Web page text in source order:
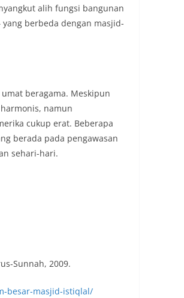
alih fungsi bangunan
berbeda dengan masjid-
beragama. Meskipun
namun
cukup erat. Beberapa
berada pada pengawasan
sehari-hari.
Sunnah, 2009.
besar-masjid-istiqlal/